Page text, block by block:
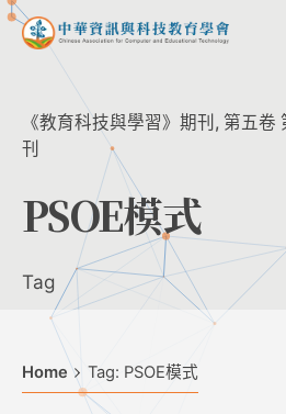
Skip
content
《教育科技與學習》期刊 第五卷
刊
PSOE模式
Tag
Home Tag: PSOE模式